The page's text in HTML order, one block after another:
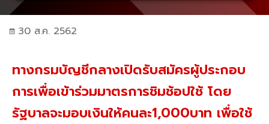
30 ส.ค. 2562
ทางกรมบัญชีกลางเปิดรับสมัครผู้ประกอบ
การเพื่อเข้าร่วมมาตรการชิมช้อปใช้ โดย
รัฐบาลจะมอบเงินให้คนละ1,000บาท เพื่อใช้